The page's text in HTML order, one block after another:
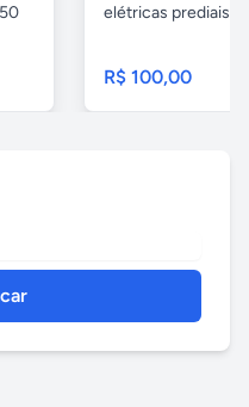
elétricas prediais e
R$ 100,00